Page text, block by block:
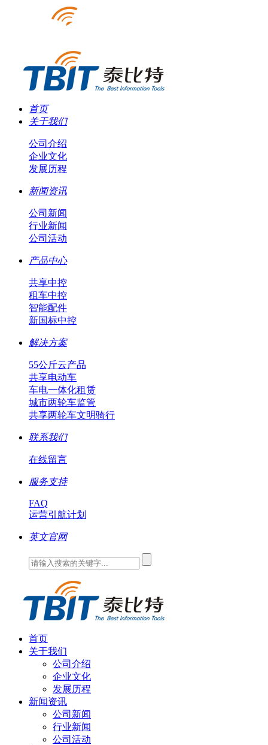
首页
关于我们
公司介绍
企业文化
发展历程
新闻资讯
公司新闻
行业新闻
公司活动
产品中心
共享中控
租车中控
智能配件
新国标中控
解决方案
55公斤云产品
共享电动车
车电一体化租赁
城市两轮车监管
共享两轮车文明骑行
联系我们
在线留言
服务支持
FAQ
运营引航计划
英文官网
首页
关于我们
公司介绍
企业文化
发展历程
新闻资讯
公司新闻
行业新闻
公司活动